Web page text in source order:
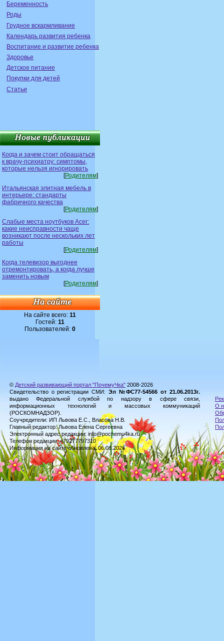
Беременность
Роды
Грудное вскармливание
Календарь развития ребенка
Воспитание и развитие ребенка
Здоровье
Детское питание
Покупки для детей
Статьи
Когда и зачем стоит обращаться
к врачу-психиатру: симптомы,
которые нельзя игнорировать
[Родителям]
Итальянская элитная мебель в
интерьере: стандарты
фабричного качества
[Родителям]
Слабые места ноутбуков Acer:
какие неисправности чаще
возникают после нескольких лет
работы
[Родителям]
Когда телевизор выгоднее
отремонтировать, а когда лучше
заменить новым
[Родителям]
На сайте всего: 11
Гостей: 11
Пользователей: 0
© Детский развивающий портал "ПочемуЧка" 2008-2026
Свидетельство о регистрации СМИ: Эл №ФС77-54566 от 21.06.2013г.
выдано Федеральной службой по надзору в сфере связи,
информационных технологий и массовых коммуникаций
(РОСКОМНАДЗОР).
Соучредители: ИП Львова Е.С., Власова Н.В.
Главный редактор: Львова Елена Сергеевна
Электронный адрес редакции: info@pochemu4ka.ru
Телефон редакции: +79277797310
Информация на сайте обновлена: 06.08.2026
О